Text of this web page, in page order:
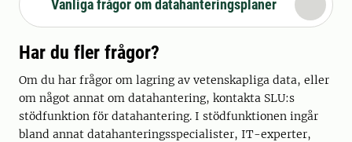
Vanliga frågor om datahanteringsplaner
Har du fler frågor?
Om du har frågor om lagring av vetenskapliga data, eller
om något annat om datahantering, kontakta SLU:s
stödfunktion för datahantering. I stödfunktionen ingår
bland annat datahanteringsspecialister, IT-experter,